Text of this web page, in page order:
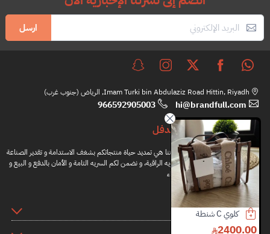
38000.00
بيربيري شنطة
ارسل
Imam Turki bin Abdulaziz Road Hittin, Riyadh, الرياض (جنوب غرب)
hi@brandfull.com
966592905003
براندفل
مهمتنا هي تمديد حياة منتجاتكم بشغف الاستدامة و تقدير الصناعة
اليدويه الراقية، و نضمن لكم السريه التامة و الأمان بالدفع و البيع و
الشراء
المعلومات